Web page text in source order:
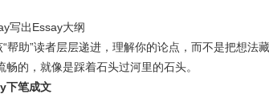
写出Essay大纲
帮助”读者层层递进，理解你的论点，而不是把想法
畅的，就像是踩着石头过河里的石头。
下笔成文